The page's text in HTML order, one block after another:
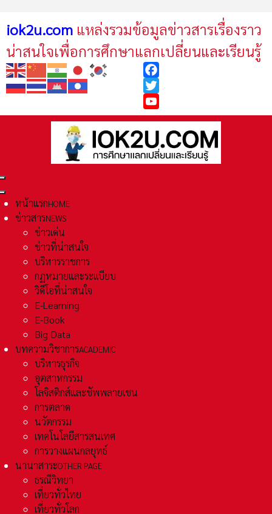
iok2u.com แหล่งรวมข้อมูลข่าวสารเรื่องราว
น่าสนใจเพื่อการศึกษาแลกเปลี่ยนและเรียนรู้
Facebook
Twitter
YouTube
หน้าแรกHOME
ข่าวสารNEWS
ข่าวเด่น
ข่าวที่น่าสนใจ
บริหารราชการ
กฏหมายและระเเบียบ
วิดีโอที่น่าสนใจ
E-Learning
E-Book
Big Data
บทความวิชาการACADEMIC
บริหารธุรกิจ
อุตสาหกรรม
โลจิสติกส์และชัพพลายเชน
การตลาด
นวัตกรรม
เทคโนโลยีสารสนเทศ
การวางแผนกลยุทธ์
นานาสาระOTHER PAGE
ธรณีวิทยา
เที่ยวทั่วไทย
เที่ยวทั่วโลก